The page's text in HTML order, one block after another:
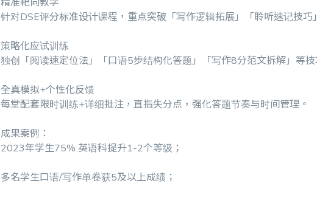
针对DSE评分标准设计课程，重点突破「写作逻辑拓展」「聆听速记技
策略化应试训练
独创「阅读速定位法」「口语5步结构化答题」「写作8分范文拆解」等技
全真模拟+个性化反馈
每堂配套限时训练+详细批注，直指失分点，强化答题节奏与时间管理。
成果案例：
2023年学生75% 英语科提升1-2个等级；
多名学生口语/写作单卷获5及以上成绩；